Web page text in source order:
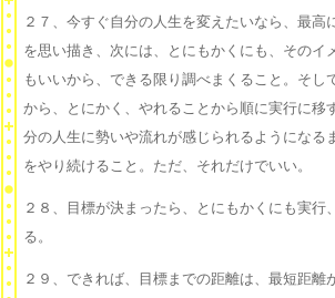
２７、今すぐ自分の人生を変えたいなら、最高
を思い描き、次には、とにもかくにも、そのイ
もいいから、できる限り調べまくること。そし
から、とにかく、やれることから順に実行に移
分の人生に勢いや流れが感じられるようになる
をやり続けること。ただ、それだけでいい。
２８、目標が決まったら、とにもかくにも実行
る。
２９、できれば、目標までの距離は、最短距離